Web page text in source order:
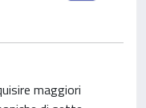
maggiori